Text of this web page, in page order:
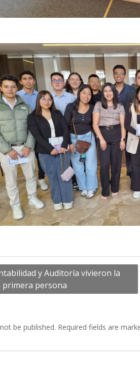
y Auditoría vivieron la
primera persona
be published. Required fields are